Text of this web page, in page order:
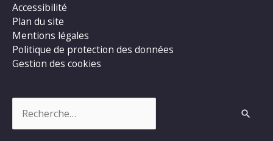
Accessibilité
Plan du site
Mentions légales
Politique de protection des données
Gestion des cookies